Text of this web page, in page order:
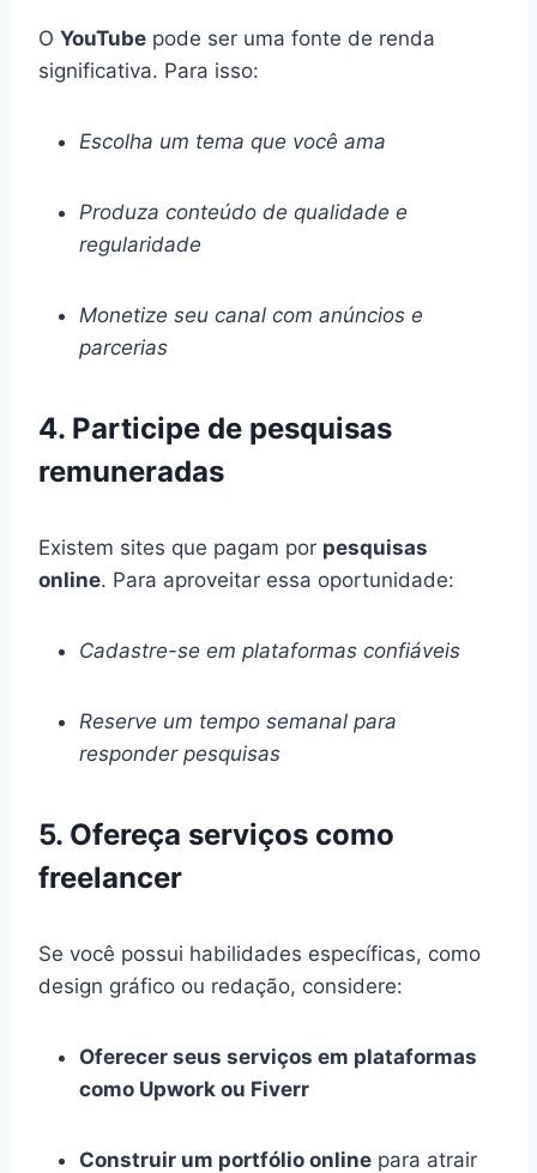
O YouTube pode ser uma fonte de renda
significativa. Para isso:
Escolha um tema que você ama
Produza conteúdo de qualidade e
regularidade
Monetize seu canal com anúncios e
parcerias
4. Participe de pesquisas
remuneradas
Existem sites que pagam por pesquisas
online. Para aproveitar essa oportunidade:
Cadastre-se em plataformas confiáveis
Reserve um tempo semanal para
responder pesquisas
5. Ofereça serviços como
freelancer
Se você possui habilidades específicas, como
design gráfico ou redação, considere:
Oferecer seus serviços em plataformas
como Upwork ou Fiverr
Construir um portfólio online para atrair